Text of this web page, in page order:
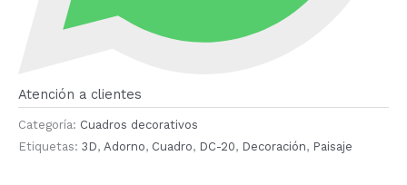
Atención a clientes
Categoría: Cuadros decorativos
Etiquetas: 3D, Adorno, Cuadro, DC-20, Decoración, Paisaje